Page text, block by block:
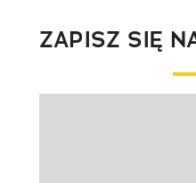
ZAPISZ SIĘ